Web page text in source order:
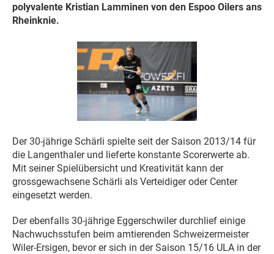
polyvalente Kristian Lamminen von den Espoo Oilers ans
Rheinknie.
Der 30-jährige Schärli spielte seit der Saison 2013/14 für
die Langenthaler und lieferte konstante Scorerwerte ab.
Mit seiner Spielübersicht und Kreativität kann der
grossgewachsene Schärli als Verteidiger oder Center
eingesetzt werden.
Der ebenfalls 30-jährige Eggerschwiler durchlief einige
Nachwuchsstufen beim amtierenden Schweizermeister
Wiler-Ersigen, bevor er sich in der Saison 15/16 ULA in der